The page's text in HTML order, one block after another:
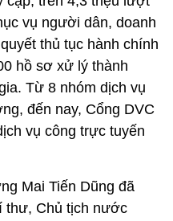
vụ người dân, doanh
thủ tục hành chính
hồ sơ xử lý thành
Từ 8 nhóm dịch vụ
đến nay, Cổng DVC
vụ công trực tuyến
Mai Tiến Dũng đã
thư, Chủ tịch nước